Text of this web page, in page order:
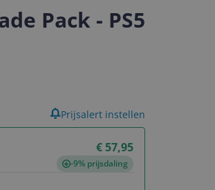
Pack - PS5
€ 57,95
-9% prijsdaling
Prijsalert instellen